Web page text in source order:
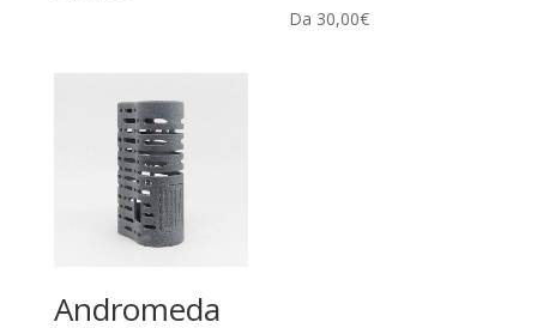
Da 30,00€
Andromeda